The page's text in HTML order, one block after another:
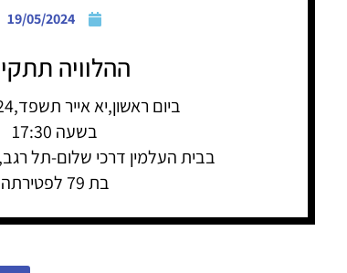
19/05/2024
ההלוויה
ביום ראשון,יא אייר תשפד,19/05/2024
בשעה 17:30
בבית העלמין דרכי שלום-תל
בת 79 לפטירתה